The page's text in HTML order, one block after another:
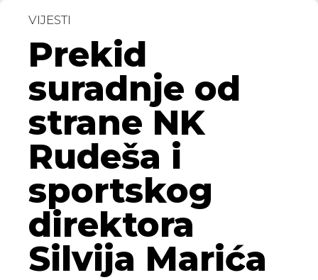
VIJESTI
Prekid
suradnje od
strane NK
Rudeša i
sportskog
direktora
Silvija Marića